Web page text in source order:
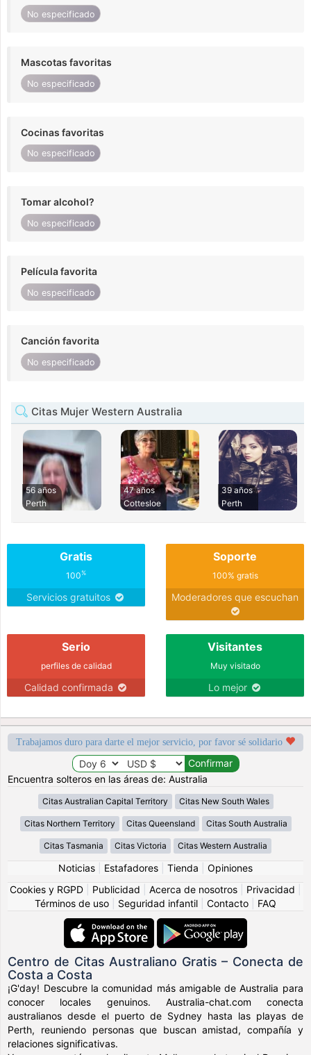
No especificado
Mascotas favoritas
No especificado
Cocinas favoritas
No especificado
Tomar alcohol?
No especificado
Película favorita
No especificado
Canción favorita
No especificado
Citas Mujer Western Australia
56 años
Perth
47 años
Cottesloe
39 años
Perth
Gratis
100%
Servicios gratuitos
Soporte
100% gratis
Moderadores que escuchan
Serio
perfiles de calidad
Calidad confirmada
Visitantes
Muy visitado
Lo mejor
Trabajamos duro para darte el mejor servicio, por favor sé solidario
Encuentra solteros en las áreas de: Australia
Citas Australian Capital Territory Citas New South Wales
Citas Northern Territory Citas Queensland Citas South Australia
Citas Tasmania Citas Victoria Citas Western Australia
Noticias Estafadores Tienda
Opiniones
Cookies y RGPD
Publicidad Acerca de nosotros Privacidad
Términos de uso
Seguridad infantil Contacto FAQ
Centro de Citas Australiano Gratis – Conecta de
Costa a Costa
¡G'day! Descubre la comunidad más amigable de Australia para
conocer locales genuinos. Australia-chat.com conecta
australianos desde el puerto de Sydney hasta las playas de
Perth, reuniendo personas que buscan amistad, compañía y
relaciones significativas.